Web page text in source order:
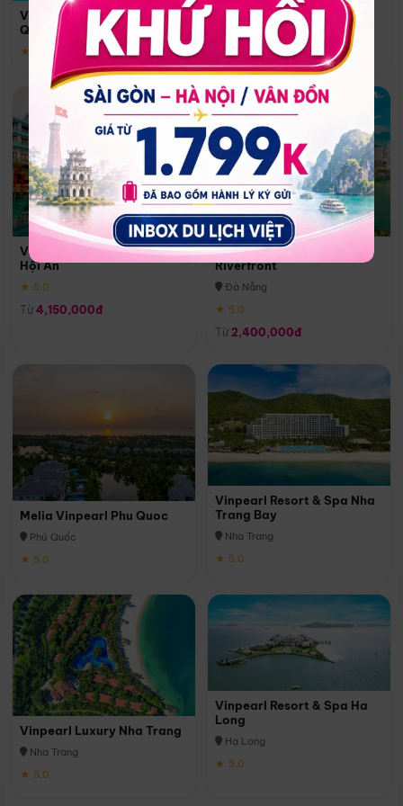
Vinpearl Resort & Spa Phu
Quoc
★ 5.0
Quoc
Phú Quốc
★ 5.0
Vinpearl Resort & Golf Nam
Hội An
★ 5.0
Từ 4,150,000đ
Melia Vinpearl Danang
Riverfront
Đà Nẵng
★ 5.0
Từ 2,400,000đ
Melia Vinpearl Phu Quoc
Phú Quốc
★ 5.0
Vinpearl Resort & Spa Nha
Trang Bay
Nha Trang
★ 5.0
Vinpearl Luxury Nha Trang
Nha Trang
★ 5.0
Vinpearl Resort & Spa Ha
Long
Hạ Long
★ 5.0